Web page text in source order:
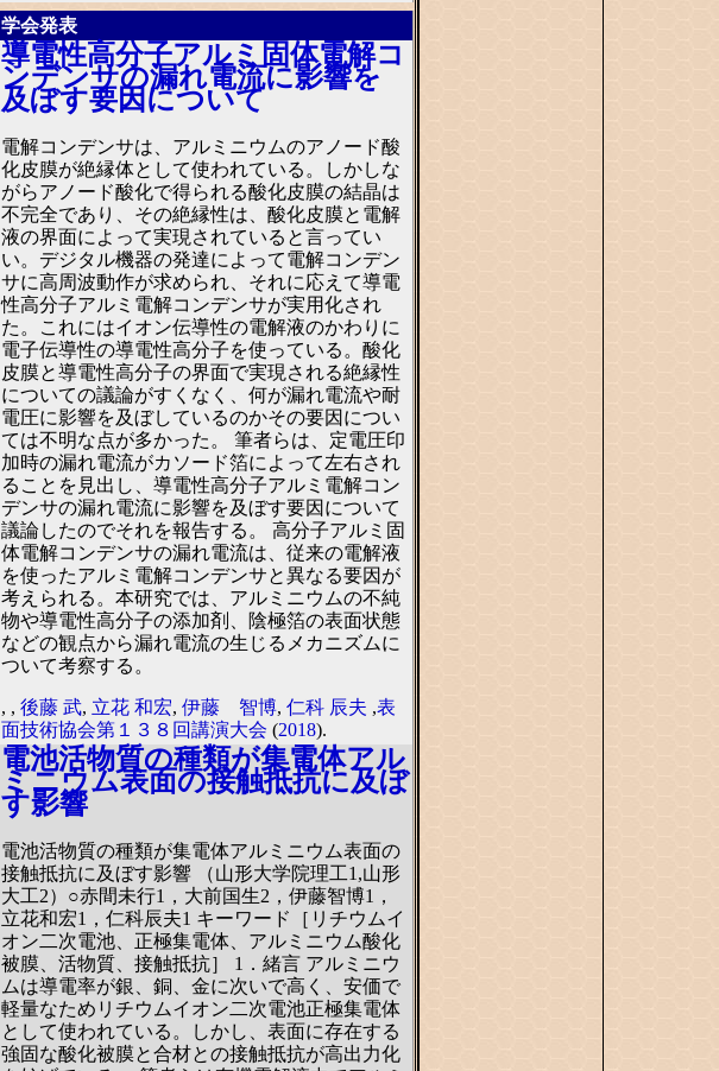
学会発表
導電性高分子アルミ固体電解コ
ンデンサの漏れ電流に影響を
及ぼす要因について
電解コンデンサは、アルミニウムのアノード酸
化皮膜が絶縁体として使われている。しかしな
がらアノード酸化で得られる酸化皮膜の結晶は
不完全であり、その絶縁性は、酸化皮膜と電解
液の界面によって実現されていると言ってい
い。デジタル機器の発達によって電解コンデン
サに高周波動作が求められ、それに応えて導電
性高分子アルミ電解コンデンサが実用化され
た。これにはイオン伝導性の電解液のかわりに
電子伝導性の導電性高分子を使っている。酸化
皮膜と導電性高分子の界面で実現される絶縁性
についての議論がすくなく、何が漏れ電流や耐
電圧に影響を及ぼしているのかその要因につい
ては不明な点が多かった。 筆者らは、定電圧印
加時の漏れ電流がカソード箔によって左右され
ることを見出し、導電性高分子アルミ電解コン
デンサの漏れ電流に影響を及ぼす要因について
議論したのでそれを報告する。 高分子アルミ固
体電解コンデンサの漏れ電流は、従来の電解液
を使ったアルミ電解コンデンサと異なる要因が
考えられる。本研究では、アルミニウムの不純
物や導電性高分子の添加剤、陰極箔の表面状態
などの観点から漏れ電流の生じるメカニズムに
ついて考察する。
, , 後藤 武, 立花 和宏, 伊藤 智博, 仁科 辰夫 ,表
面技術協会第１３８回講演大会 (2018).
電池活物質の種類が集電体アル
ミニウム表面の接触抵抗に及ぼ
す影響
電池活物質の種類が集電体アルミニウム表面の
接触抵抗に及ぼす影響 （山形大学院理工1,山形
大工2）○赤間未行1，大前国生2，伊藤智博1，
立花和宏1，仁科辰夫1 キーワード［リチウムイ
オン二次電池、正極集電体、アルミニウム酸化
被膜、活物質、接触抵抗］ 1．緒言 アルミニウ
ムは導電率が銀、銅、金に次いで高く、安価で
軽量なためリチウムイオン二次電池正極集電体
として使われている。しかし、表面に存在する
強固な酸化被膜と合材との接触抵抗が高出力化